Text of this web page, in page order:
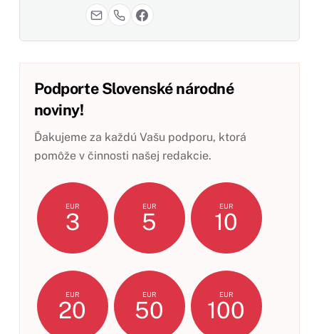
Podporte Slovenské národné
noviny!
Ďakujeme za každú Vašu podporu, ktorá
pomôže v činnosti našej redakcie.
EUR
3
EUR
5
EUR
10
EUR
20
EUR
50
EUR
100